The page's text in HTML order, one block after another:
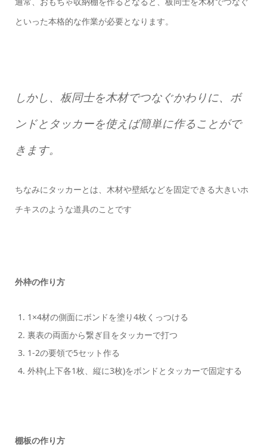
といった本格的な作業が必要となります。
しかし、板同士を木材でつなぐかわりに、ボ
ンドとタッカーを使えば簡単に作ることがで
きます。
ちなみにタッカーとは、木材や壁紙などを固定できる大きいホ
チキスのような道具のことです
外枠の作り方
1×4材の側面にボンドを塗り4枚くっつける
裏表の両面から繋ぎ目をタッカーで打つ
1-2の要領で5セット作る
外枠(上下各1枚、縦に3枚)をボンドとタッカーで固定する
棚板の作り方